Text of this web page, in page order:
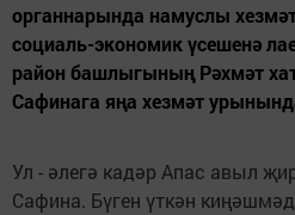
органнарында намуслы
социаль-экономик үсешенә
район башлыгының Рәхмәт
Сафинага яңа хезмәт
Ул - әлегә кадәр Апас авыл
Сафина. Бүген үткән